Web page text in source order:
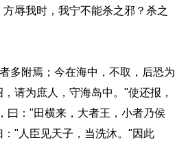
辱我时，我宁不能杀之邪？杀之
附焉；今在海中，不取，后恐为
请为庶人，守海岛中。"使还报，
曰："田横来，大者王，小者乃侯
"人臣见天子，当洗沐。"因此